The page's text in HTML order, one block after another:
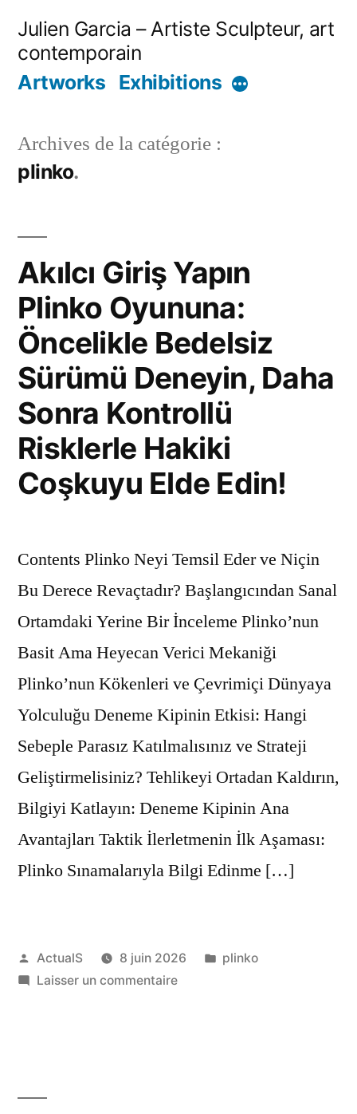
contenu
Julien Garcia – Artiste Sculpteur, art
contemporain
Artworks Exhibitions Plus
Archives de la catégorie :
plinko
Akılcı Giriş Yapın
Plinko Oyununa:
Öncelikle Bedelsiz
Sürümü Deneyin, Daha
Sonra Kontrollü
Risklerle Hakiki
Coşkuyu Elde Edin!
Contents Plinko Neyi Temsil Eder ve Niçin
Bu Derece Revaçtadır? Başlangıcından Sanal
Ortamdaki Yerine Bir İnceleme Plinko’nun
Basit Ama Heyecan Verici Mekaniği
Plinko’nun Kökenleri ve Çevrimiçi Dünyaya
Yolculuğu Deneme Kipinin Etkisi: Hangi
Sebeple Parasız Katılmalısınız ve Strateji
Geliştirmelisiniz? Tehlikeyi Ortadan Kaldırın,
Bilgiyi Katlayın: Deneme Kipinin Ana
Avantajları Taktik İlerletmenin İlk Aşaması:
Plinko Sınamalarıyla Bilgi Edinme […]
Publié
par
ActualS 8 juin 2026
Publié
plinko
Laisser un commentairesur